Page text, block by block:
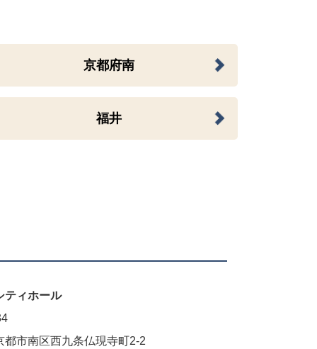
京都府南
福井
ティホール
都市南区西九条仏現寺町2-2